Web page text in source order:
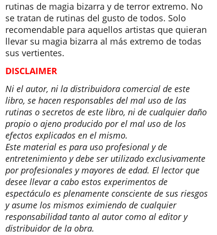
rutinas de magia bizarra y de terror extremo. No
se tratan de rutinas del gusto de todos. Solo
recomendable para aquellos artistas que quieran
llevar su magia bizarra al más extremo de todas
sus vertientes.
DISCLAIMER
Ni el autor, ni la distribuidora comercial de este
libro, se hacen responsables del mal uso de las
rutinas o secretos de este libro, ni de cualquier daño
propio o ajeno producido por el mal uso de los
efectos explicados en el mismo.
Este material es para uso profesional y de
entretenimiento y debe ser utilizado exclusivamente
por profesionales y mayores de edad. El lector que
desee llevar a cabo estos experimentos de
espectáculo es plenamente consciente de sus riesgos
y asume los mismos eximiendo de cualquier
responsabilidad tanto al autor como al editor y
distribuidor de la obra.